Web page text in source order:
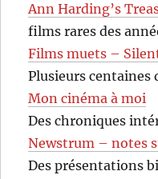
Ann Harding’s
films rares des
Films muets –
Plusieurs centaines
Mon cinéma à moi
Des chroniques
Newstrum – notes
Des présentations